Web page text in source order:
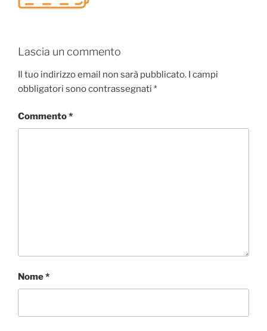
Lascia un commento
Il tuo indirizzo email non sarà pubblicato. I campi
obbligatori sono contrassegnati *
Commento*
Nome*